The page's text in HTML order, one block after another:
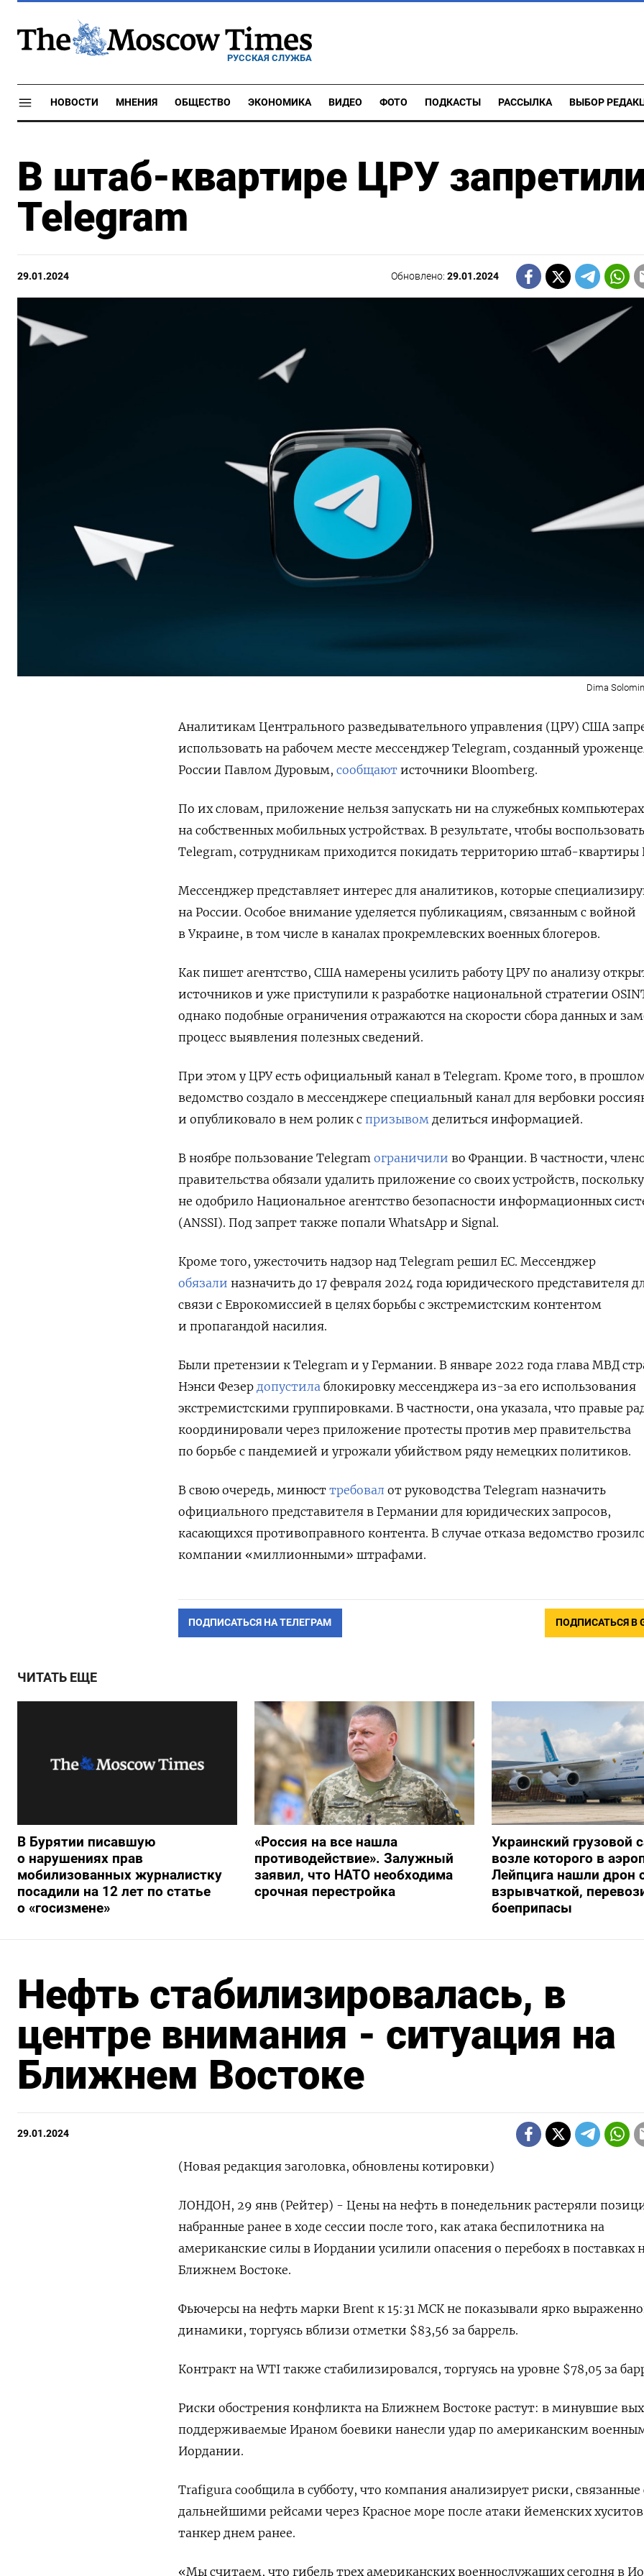
РУССКАЯ СЛУЖБА
НОВОСТИ МНЕНИЯ ОБЩЕСТВО ЭКОНОМИКА ВИДЕО ФОТО ПОДКАСТЫ РАССЫЛКА ВЫБОР
В штаб-квартире ЦРУ запретили
Telegram
29.01.2024 Обновлено:29.01.2024
Dima
Аналитикам Центрального разведывательного управления (ЦРУ) США
использовать на рабочем месте мессенджер Telegram, созданный
России Павлом Дуровым, сообщают источники Bloomberg.
По их словам, приложение нельзя запускать ни на служебных
на собственных мобильных устройствах. В результате, чтобы
Telegram, сотрудникам приходится покидать территорию штаб-квартиры
Мессенджер представляет интерес для аналитиков, которые
на России. Особое внимание уделяется публикациям, связанным с войной
в Украине, в том числе в каналах прокремлевских военных блогеров.
Как пишет агентство, США намерены усилить работу ЦРУ по анализу
источников и уже приступили к разработке национальной стратегии
однако подобные ограничения отражаются на скорости сбора данных и
процесс выявления полезных сведений.
При этом у ЦРУ есть официальный канал в Telegram. Кроме того, в
ведомство создало в мессенджере специальный канал для вербовки
и опубликовало в нем ролик с призывом делиться информацией.
В ноябре пользование Telegram ограничили во Франции. В частности,
правительства обязали удалить приложение со своих устройств, поскольку
не одобрило Национальное агентство безопасности информационных
(ANSSI). Под запрет также попалиWhatsApp и Signal.
Кроме того, ужесточить надзор над Telegram решил ЕС. Мессенджер
обязали назначить до 17 февраля 2024 года юридического представителя
связи с Еврокомиссией в целяхборьбы с экстремистским контентом
и пропагандой насилия.
Были претензии к Telegram и у Германии. В январе 2022 года глава МВД
Нэнси Фезер допустила блокировку мессенджера из-за его использования
экстремистскими группировками. В частности, она указала, что правые
координировали через приложение протесты против мер правительства
по борьбе с пандемией и угрожали убийством ряду немецких политиков.
В свою очередь, минюст требовал от руководства Telegram назначить
официального представителя в Германии для юридических запросов,
касающихся противоправного контента. В случае отказа ведомство
компании «миллионными» штрафами.
ПОДПИСАТЬСЯ НА ТЕЛЕГРАМ ПОДПИСАТЬСЯ В
ЧИТАТЬ ЕЩЕ
В Бурятии писавшую
о нарушениях прав
мобилизованных журналистку
посадили на 12 лет по статье
о «госизмене»
«Россия на все нашла
противодействие». Залужный
заявил, что НАТО необходима
срочная перестройка
Украинский грузовой
возле которого в
Лейпцига нашли дрон
взрывчаткой,
боеприпасы
Нефть стабилизировалась, в
центре внимания - ситуация на
Ближнем Востоке
29.01.2024
(Новая редакция заголовка, обновлены котировки)
ЛОНДОН, 29 янв (Рейтер) - Цены на нефть в понедельник растеряли
набранные ранее в ходе сессии после того, как атака беспилотника на
американские силы в Иордании усилили опасения о перебоях в поставках
Ближнем Востоке.
Фьючерсы на нефть марки Brent к 15:31 МСК не показывали ярко
динамики, торгуясь вблизи отметки $83,56 за баррель.
Контракт на WTI также стабилизировался, торгуясь на уровне $78,05 за
Риски обострения конфликта на Ближнем Востоке растут: в минувшие
поддерживаемые Ираном боевики нанесли удар по американским
Иордании.
Trafigura сообщила в субботу, что компания анализирует риски, связанные
дальнейшими рейсами через Красное море после атаки йеменских хуситов
танкер днем ранее.
«Мы считаем, что гибель трех американских военнослужащих сегодня в